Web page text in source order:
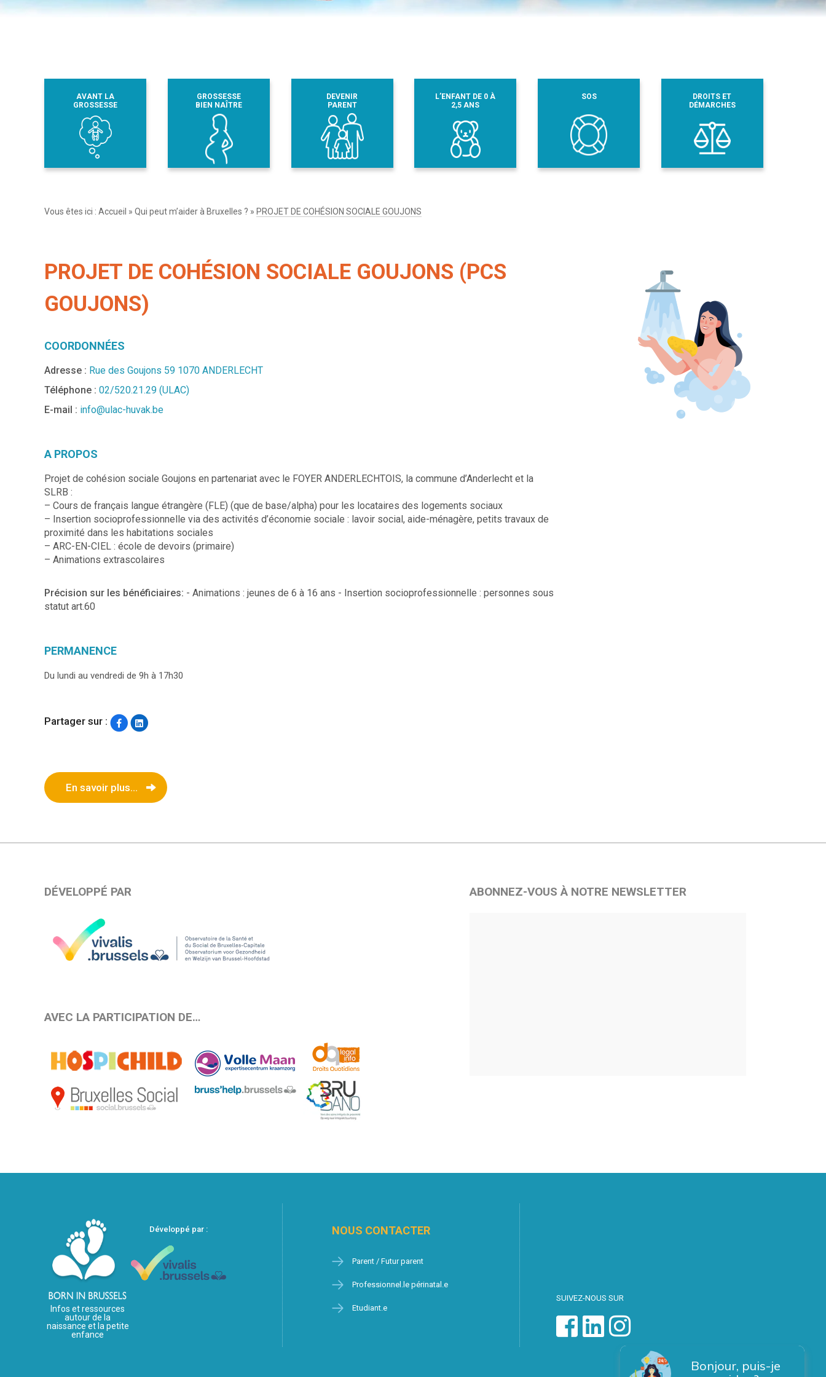
AVANT LA
GROSSESSE
GROSSESSE
BIEN NAÎTRE
DEVENIR
PARENT
L’ENFANT DE 0 À
2,5 ANS
SOS
DROITS ET
DÉMARCHES
Vous êtes ici : Accueil » Qui peut m’aider à Bruxelles ? » PROJET DE COHÉSION SOCIALE GOUJONS
PROJET DE COHÉSION SOCIALE GOUJONS (PCS
GOUJONS)
COORDONNÉES
Adresse : Rue des Goujons 59 1070 ANDERLECHT
Téléphone : 02/520.21.29 (ULAC)
E-mail : info@ulac-huvak.be
A PROPOS
Projet de cohésion sociale Goujons en partenariat avec le FOYER ANDERLECHTOIS, la commune d’Anderlecht et la
SLRB :
– Cours de français langue étrangère (FLE) (que de base/alpha) pour les locataires des logements sociaux
– Insertion socioprofessionnelle via des activités d’économie sociale : lavoir social, aide-ménagère, petits travaux de
proximité dans les habitations sociales
– ARC-EN-CIEL : école de devoirs (primaire)
– Animations extrascolaires
Précision sur les bénéficiaires: - Animations : jeunes de 6 à 16 ans - Insertion socioprofessionnelle : personnes sous
statut art.60
PERMANENCE
Du lundi au vendredi de 9h à 17h30
Partager sur :
En savoir plus...
DÉVELOPPÉ PAR
AVEC LA PARTICIPATION DE…
ABONNEZ-VOUS À NOTRE NEWSLETTER
Infos et ressources
autour de la
naissance et la petite
enfance
Développé par : NOUS CONTACTER
Parent / Futur parent
Professionnel.le périnatal.e
Etudiant.e
SUIVEZ-NOUS SUR
Bonjour, puis-je